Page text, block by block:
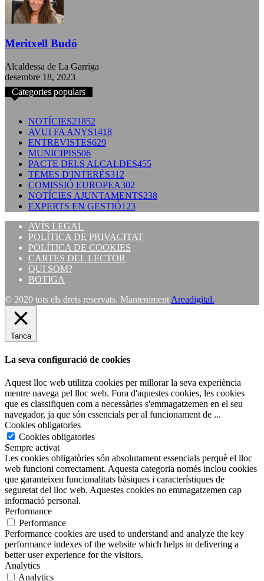
Meritxell Budó
Alcaldessa de La Garriga
desembre 18, 2023
Categories populars
NOTÍCIES21852
AVUI FA ANYS1418
ENTREVISTES629
MUNICIPIS506
PACTE DELS ALCALDES455
TEMES D'INTERÈS312
COMISSIÓ EUROPEA302
NOTÍCIES AJUNTAMENTS238
EXPERTS EN GESTIÓ123
AVÍS LEGAL
POLÍTICA DE PRIVACITAT
POLÍTICA DE COOKIES
CARTES DEL LECTOR
QUI SOM?
BOTIGA
© 2020 tots els drets reservats. Manteniment Areadigital.
Tanca
La seva configuració de cookies
Aquest lloc web utilitza cookies per millorar la seva experiència
mentre navega pel lloc web. Fora d'aquestes cookies, les cookies
que es classifiquen com a necessàries s'emmagatzemen en el seu
navegador, ja que són essencials per al funcionament de ...
Cookies obligatories
Cookies obligatories
Sempre activat
Les cookies obligatòries són absolutament essencials perquè el lloc
web funcioni correctament. Aquesta categoria només inclou cookies
que garanteixen funcionalitats bàsiques i característiques de
seguretat del lloc web. Aquestes cookies no emmagatzemen cap
informació personal.
Performance
Performance
Performance cookies are used to understand and analyze the key
performance indexes of the website which helps in delivering a
better user experience for the visitors.
Analytics
Analytics